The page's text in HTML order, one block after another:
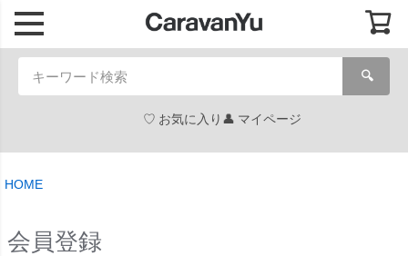
🔍
お気に入り マイページ
HOME
会員登録